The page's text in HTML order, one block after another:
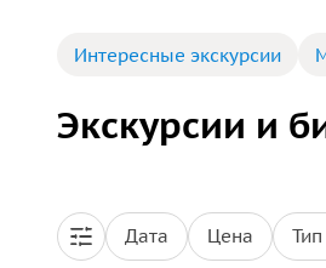
Интересные экскурсии
Экскурсии и
Дата Цена